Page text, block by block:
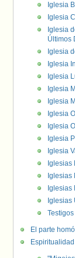
Iglesia
Iglesia
Iglesia
Últimos
Iglesia
Iglesia
Iglesia
Iglesia
Iglesia
Iglesia
Iglesia
Iglesia
Iglesia
Iglesias
Iglesias
Iglesias
Iglesias
El parte
Espiritualidad